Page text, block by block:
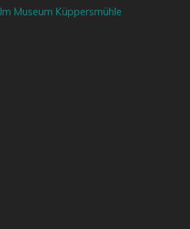
Im Museum Küppersmühle